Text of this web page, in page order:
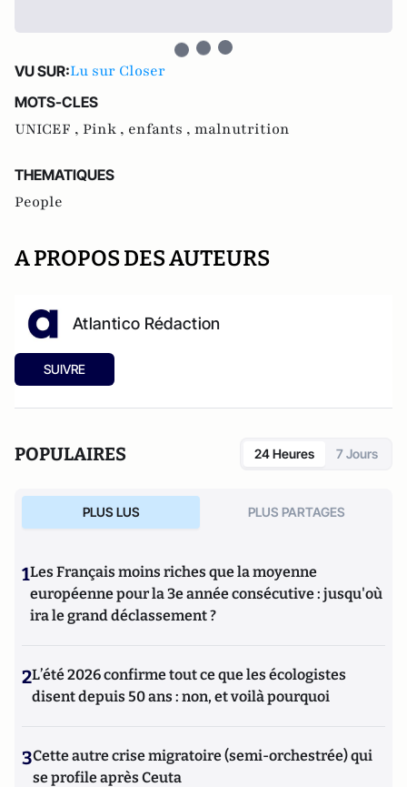
VU SUR:Lu sur Closer
MOTS-CLES
UNICEF , Pink , enfants , malnutrition
THEMATIQUES
People
A PROPOS DES AUTEURS
Atlantico Rédaction
SUIVRE
POPULAIRES 24 Heures 7 Jours
PLUS LUS PLUS PARTAGES
1Les Français moins riches que la moyenne
européenne pour la 3e année consécutive : jusqu'où
ira le grand déclassement ?
2L’été 2026 confirme tout ce que les écologistes
disent depuis 50 ans : non, et voilà pourquoi
3Cette autre crise migratoire (semi-orchestrée) qui
se profile après Ceuta